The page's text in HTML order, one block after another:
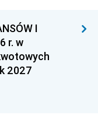
I
r. w
2027